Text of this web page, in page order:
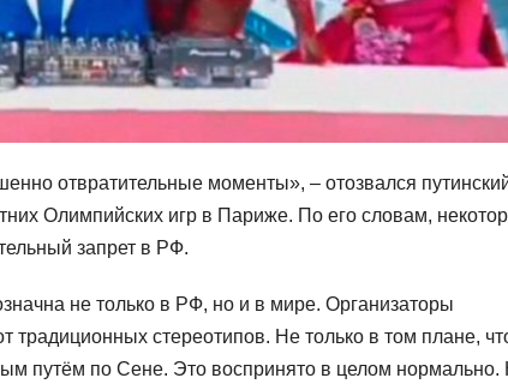
отвратительные моменты», – отозвался
Олимпийских игр в Париже. По его словам,
запрет в РФ.
не только в РФ, но и в мире. Организаторы
традиционных стереотипов. Не только в том плане,
путём по Сене. Это воспринято в целом нормально.